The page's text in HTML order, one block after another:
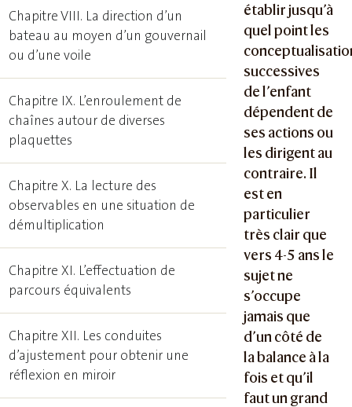
établir jusqu’à
quel point les
successives
de l’enfant
dépendent de
ses actions ou
les dirigent au
contraire. Il
est en
particulier
très clair que
vers 4-5 ans le
sujet ne
s’occupe
jamais que
d’un côté de
la balance à la
fois et qu’il
faut un grand
Chapitre VIII. La direction d’un
bateau au moyen d’un gouvernail
ou d’une voile
Chapitre IX. L’enroulement de
chaînes autour de diverses
plaquettes
Chapitre X. La lecture des
observables en une situation de
démultiplication
Chapitre XI. L’effectuation de
parcours équivalents
Chapitre XII. Les conduites
d’ajustement pour obtenir une
réflexion en miroir